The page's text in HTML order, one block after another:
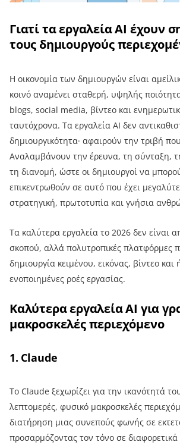
Γιατί τα εργαλεία AI έχουν
τους δημιουργούς
Η οικονομία των δημιουργών είναι
κοινό αναμένει σταθερή, υψηλής
blogs, social media, βίντεο και
ταυτόχρονα. Τα εργαλεία AI δεν
δημιουργικότητα· αφαιρούν την τριβή
Αναλαμβάνουν την έρευνα, τη σύνταξη,
τη διανομή, ώστε οι δημιουργοί να
επικεντρωθούν σε αυτό που έχει
στρατηγική, πρωτοτυπία και γνήσια
Τα καλύτερα εργαλεία το 2026 δεν είναι
σκοπού, αλλά πολυτροπικές πλατφόρμες
δημιουργία κειμένου, εικόνας, βίντεο
ενοποιημένες ροές εργασίας.
Καλύτερα εργαλεία AI για
μακροσκελές περιεχόμενο
1. Claude
Το Claude ξεχωρίζει για την ικανότητά
λεπτομερές, φυσικό μακροσκελές
διατήρηση μιας συνεπούς φωνής σε
προσαρμόζοντας τον τόνο σε διαφορετικά